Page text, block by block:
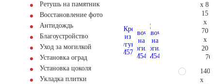
Ретушь на памятник
Восстановление фото
Антидождь
Благоустройство
Уход за могилкой
Установка оград
Установка цоколя
Укладка плитки
x 8
15
x
70
x
20
140
x